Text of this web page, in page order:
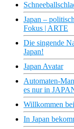
Japan –
Fokus | ARTE
Die singende
Japan!
Japan Avatar
Automaten-
es nur in
Willkommen
In Japan